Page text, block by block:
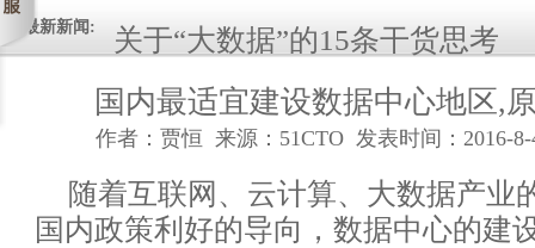
最新新闻:
关于“大数据”的15条干货思考
如何设计成功而有价值的数据
论数据中心运维工作的提升技巧
数据中心网络布线工程必备七
国内最适宜建设数据中心地区,
作者：贾恒 来源：51CTO 发表时间：2016-
随着互联网、云计算、大数据产业
国内政策利好的导向，数据中心的建